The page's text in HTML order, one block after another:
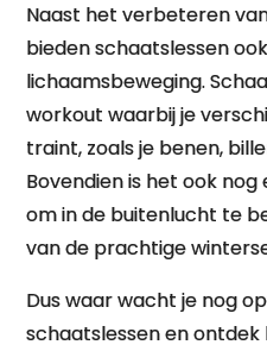
Naast het verbeteren
bieden schaatslessen
lichaamsbeweging.
workout waarbij je
traint, zoals je benen,
Bovendien is het ook
om in de buitenlucht te
van de prachtige
Dus waar wacht je nog
schaatslessen en